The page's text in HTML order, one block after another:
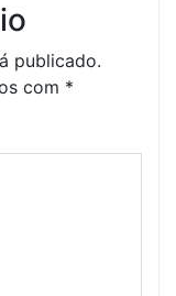
publicado.
com *